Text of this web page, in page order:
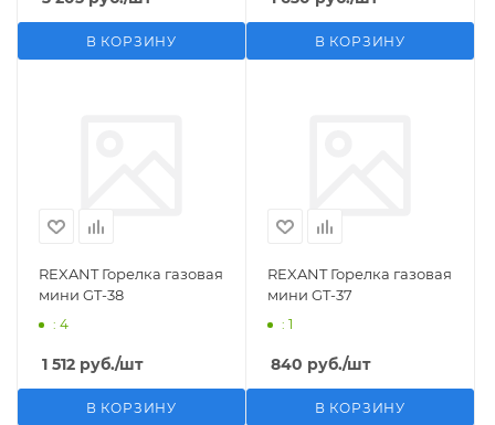
В КОРЗИНУ В КОРЗИНУ
REXANT Горелка газовая
мини GT-38
: 4
1 512 руб./шт
В КОРЗИНУ
REXANT Горелка газовая
мини GT-37
: 1
840 руб./шт
В КОРЗИНУ